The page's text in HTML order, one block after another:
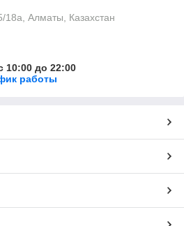
18а, Алматы, Казахстан
10:00 до 22:00
работы